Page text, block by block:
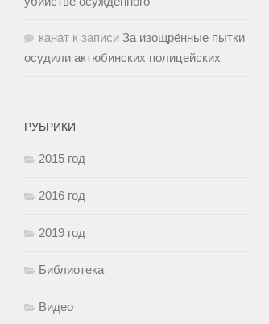
канат к записи За изощрённые пытки
осудили актюбинских полицейских
РУБРИКИ
2015 год
2016 год
2019 год
Библиотека
Видео